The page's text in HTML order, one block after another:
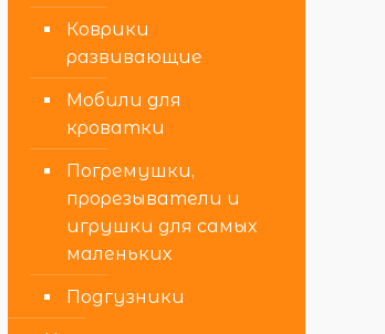
Коврики
развивающие
Мобили для
кроватки
Погремушки,
прорезыватели и
игрушки для самых
маленьких
Подгузники